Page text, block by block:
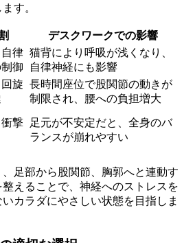
す。
デスクワークでの影響
律
御
猫背により呼吸が浅くなり、
自律神経にも影響
旋 長時間座位で股関節の動きが
制限され、腰への負担増大
撃
足元が不安定だと、全身のバ
ランスが崩れやすい
足部から股関節、胸郭へと連動す
えることで、神経へのストレスを
カラダにやさしい状態を目指しま